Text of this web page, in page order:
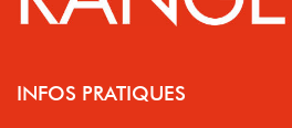
INFOS PRATIQUES